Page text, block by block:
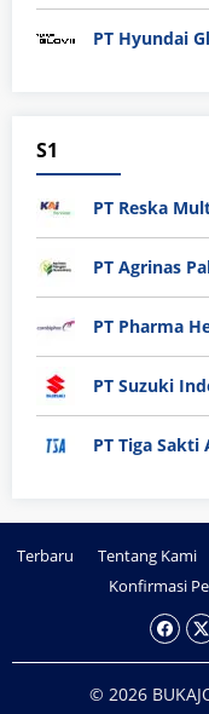
PT Hyundai
S1
PT Reska
PT Agrinas
PT Pharma
PT Suzuki
PT Tiga
Terbaru Tentang Kami
Konfirmasi
© 2026